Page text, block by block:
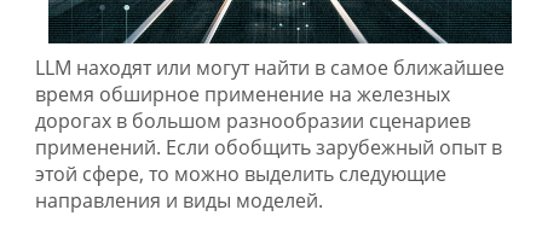
LLM находят или могут найти в самое ближайшее
время обширное применение на железных
дорогах в большом разнообразии сценариев
применений. Если обобщить зарубежный опыт в
этой сфере, то можно выделить следующие
направления и виды моделей.